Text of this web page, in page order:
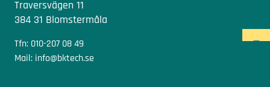
Traversvägen 11
384 31 Blomstermåla
Tfn: 010-207 08 49
Mail: info@bktech.se